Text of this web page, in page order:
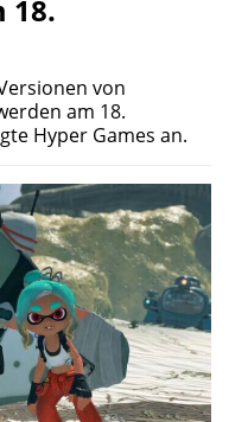
18.
von
am 18.
Hyper Games an.